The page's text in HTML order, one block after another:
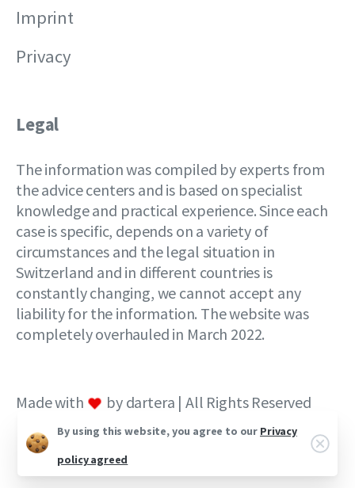
Imprint
Privacy
Legal
The information was compiled by experts from
the advice centers and is based on specialist
knowledge and practical experience. Since each
case is specific, depends on a variety of
circumstances and the legal situation in
Switzerland and in different countries is
constantly changing, we cannot accept any
liability for the information. The website was
completely overhauled in March 2022.
Made with by dartera | All Rights Reserved
By using this website, you agree to our Privacy
policy agreed